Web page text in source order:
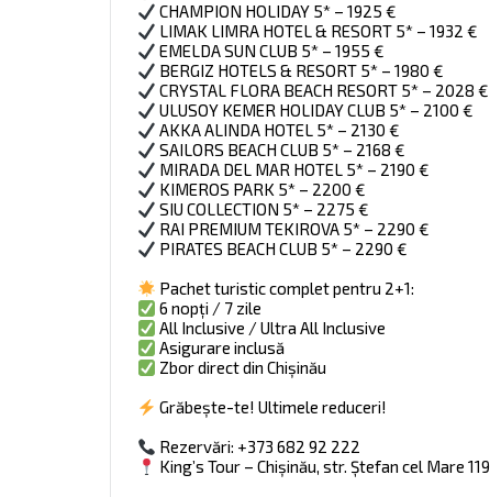
CHAMPION HOLIDAY 5* – 1925 €
LIMAK LIMRA HOTEL & RESORT 5* – 1932 €
EMELDA SUN CLUB 5* – 1955 €
BERGIZ HOTELS & RESORT 5* – 1980 €
CRYSTAL FLORA BEACH RESORT 5* – 2028 €
ULUSOY KEMER HOLIDAY CLUB 5* – 2100 €
AKKA ALINDA HOTEL 5* – 2130 €
SAILORS BEACH CLUB 5* – 2168 €
MIRADA DEL MAR HOTEL 5* – 2190 €
KIMEROS PARK 5* – 2200 €
SIU COLLECTION 5* – 2275 €
RAI PREMIUM TEKIROVA 5* – 2290 €
PIRATES BEACH CLUB 5* – 2290 €
Pachet turistic complet pentru 2+1:
6 nopți / 7 zile
All Inclusive / Ultra All Inclusive
Asigurare inclusă
Zbor direct din Chișinău
Grăbește-te! Ultimele reduceri!
Rezervări: +373 682 92 222
King’s Tour – Chișinău, str. Ștefan cel Mare 119